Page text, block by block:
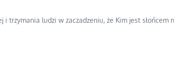
trzymania ludzi w zaczadzeniu, że Kim jest